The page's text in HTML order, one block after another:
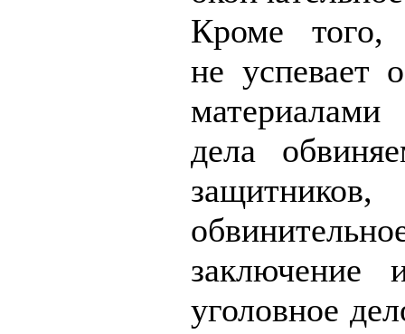
Кроме того,
не успевает
материалами
дела
заключение
уголовное